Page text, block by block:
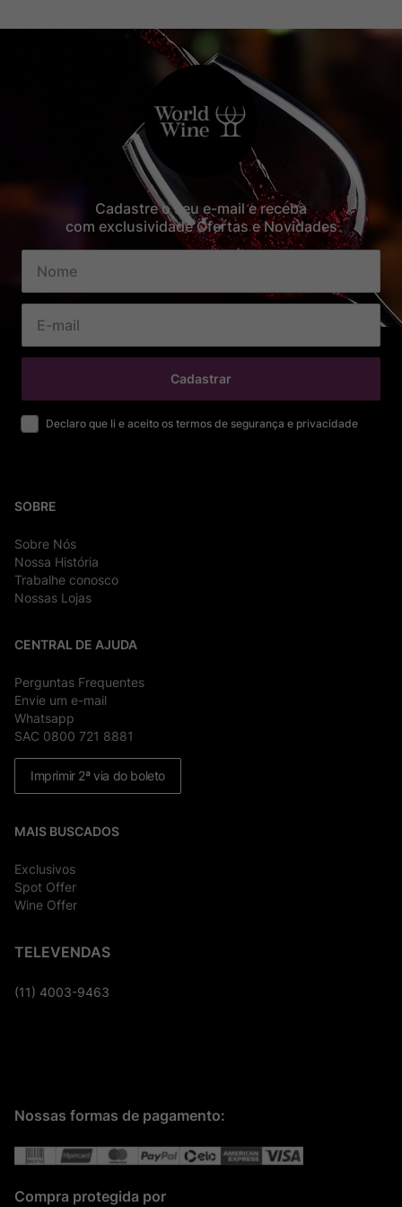
Cadastre o seu e-mail e receba
com exclusividade Ofertas e Novidades
Cadastrar
Declaro que li e aceito os termos de segurança e privacidade
SOBRE
Sobre Nós
Nossa História
Trabalhe conosco
Nossas Lojas
CENTRAL DE AJUDA
Perguntas Frequentes
Envie um e-mail
Whatsapp
SAC 0800 721 8881
Imprimir 2ª via do boleto
MAIS BUSCADOS
Exclusivos
Spot Offer
Wine Offer
TELEVENDAS
(11) 4003-9463
Nossas formas de pagamento:
Compra protegida por